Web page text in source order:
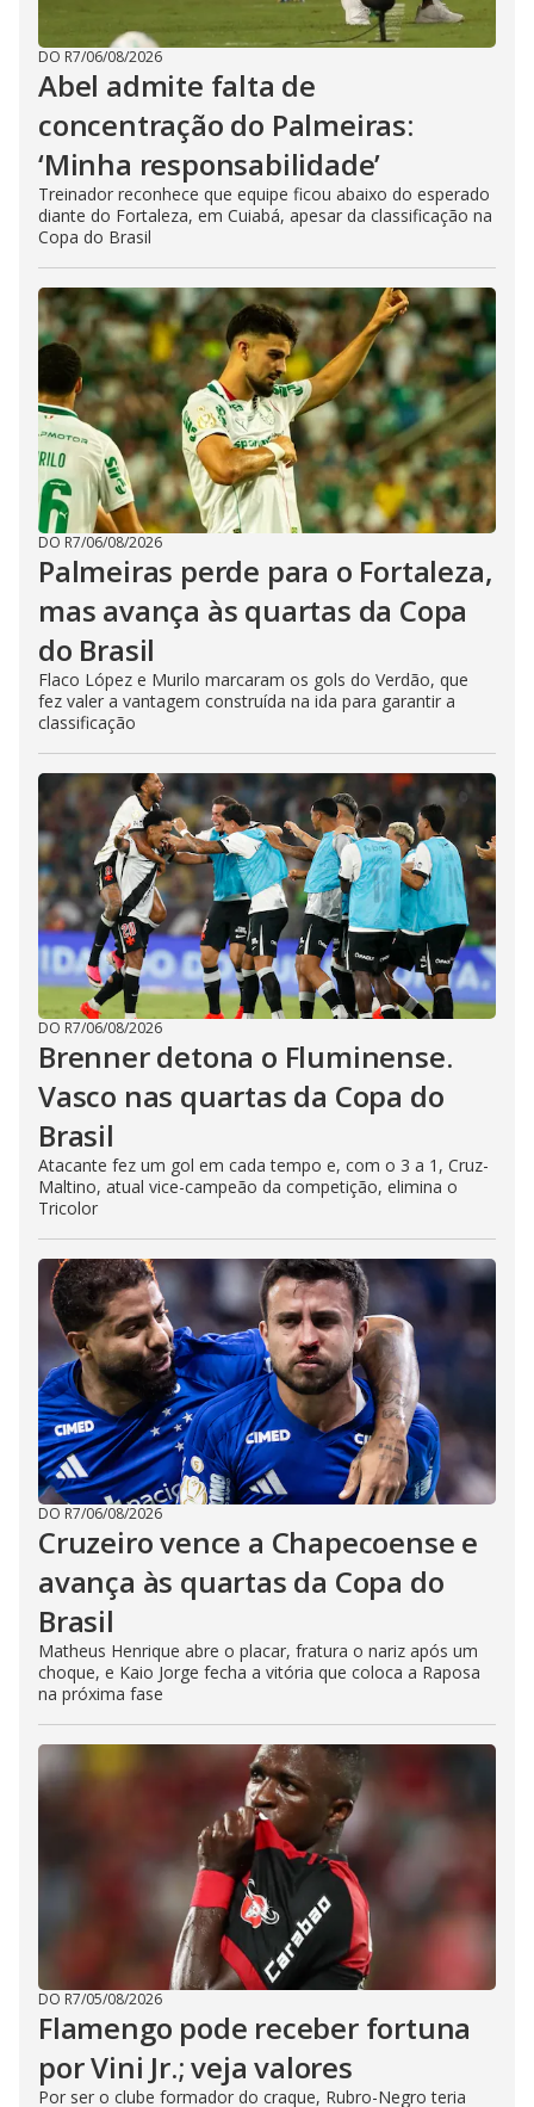
DO R7/06/08/2026
Abel admite falta de
concentração do Palmeiras:
‘Minha responsabilidade’
Treinador reconhece que equipe ficou abaixo do esperado
diante do Fortaleza, em Cuiabá, apesar da classificação na
Copa do Brasil
DO R7/06/08/2026
Palmeiras perde para o Fortaleza,
mas avança às quartas da Copa
do Brasil
Flaco López e Murilo marcaram os gols do Verdão, que
fez valer a vantagem construída na ida para garantir a
classificação
DO R7/06/08/2026
Brenner detona o Fluminense.
Vasco nas quartas da Copa do
Brasil
Atacante fez um gol em cada tempo e, com o 3 a 1, Cruz-
Maltino, atual vice-campeão da competição, elimina o
Tricolor
DO R7/06/08/2026
Cruzeiro vence a Chapecoense e
avança às quartas da Copa do
Brasil
Matheus Henrique abre o placar, fratura o nariz após um
choque, e Kaio Jorge fecha a vitória que coloca a Raposa
na próxima fase
DO R7/05/08/2026
Flamengo pode receber fortuna
por Vini Jr.; veja valores
Por ser o clube formador do craque, Rubro-Negro teria